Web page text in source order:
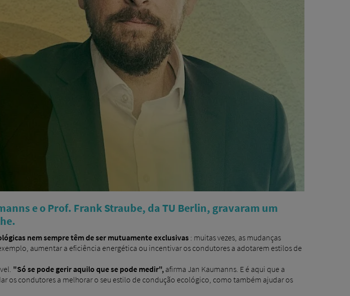
e o Prof. Frank Straube, da TU Berlin, gravaram um
nem sempre têm de ser mutuamente exclusivas: muitas vezes, as mudanças
aumentar a eficiência energética ou incentivar os condutores a adotarem estilos de
"Só se pode gerir aquilo que se pode medir",afirma Jan Kaumanns. E é aqui que a
os condutores a melhorar o seu estilo de condução ecológico, como também ajudar os